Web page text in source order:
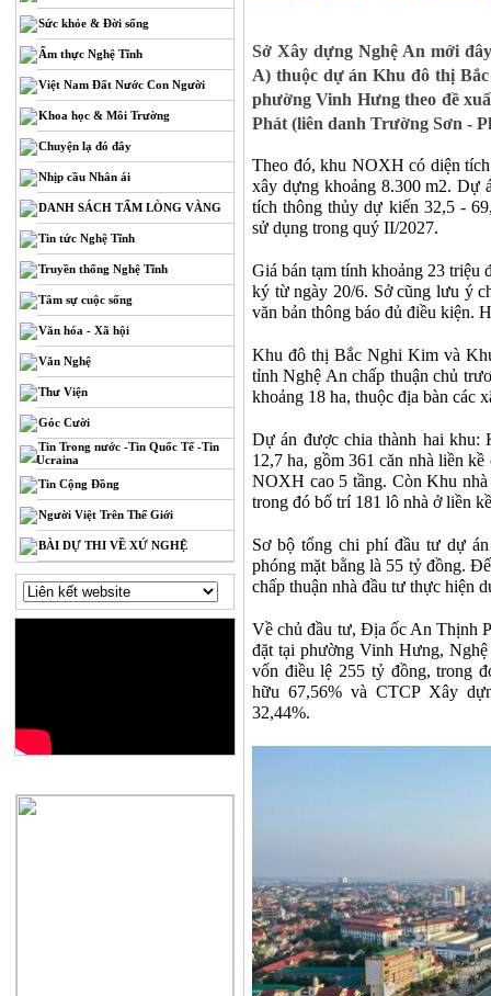
Sức khỏe & Đời sống
Ẩm thực Nghệ Tĩnh
Việt Nam Đất Nước Con Người
Khoa học & Môi Trường
Chuyện lạ đó đây
Nhịp cầu Nhân ái
DANH SÁCH TẤM LÒNG VÀNG
Tin tức Nghệ Tĩnh
Truyền thống Nghệ Tĩnh
Tâm sự cuộc sống
Văn hóa - Xã hội
Văn Nghệ
Thư Viện
Góc Cười
Tin Trong nước -Tin Quốc Tế -Tin
Ucraina
Tin Cộng Đồng
Người Việt Trên Thế Giới
BÀI DỰ THI VỀ XỨ NGHỆ
Sở Xây dựng Nghệ An mới
A) thuộc dự án Khu đô thị
phường Vinh Hưng theo đề
Phát (liên danh Trường Sơn -
Theo đó, khu NOXH có diện
xây dựng khoảng 8.300 m2. Dự
tích thông thủy dự kiến 32,5 -
sử dụng trong quý II/2027.
Giá bán tạm tính khoảng 23 triệu
ký từ ngày 20/6. Sở cũng lưu ý
văn bản thông báo đủ điều kiện.
Khu đô thị Bắc Nghi Kim và
tỉnh Nghệ An chấp thuận chủ
khoảng 18 ha, thuộc địa bàn
Dự án được chia thành hai
12,7 ha, gồm 361 căn nhà liền
NOXH cao 5 tầng. Còn Khu
trong đó bố trí 181 lô nhà ở liền
Sơ bộ tổng chi phí đầu tư dự
phóng mặt bằng là 55 tỷ đồng.
chấp thuận nhà đầu tư thực hiện
Về chủ đầu tư, Địa ốc An Thịnh
đặt tại phường Vinh Hưng,
vốn điều lệ 255 tỷ đồng, trong
hữu 67,56% và CTCP Xây
32,44%.